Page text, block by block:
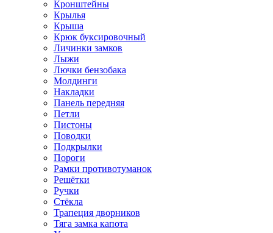
Кронштейны
Крылья
Крыша
Крюк буксировочный
Личинки замков
Лыжи
Лючки бензобака
Молдинги
Накладки
Панель передняя
Петли
Пистоны
Поводки
Подкрылки
Пороги
Рамки противотуманок
Решётки
Ручки
Стёкла
Трапеция дворников
Тяга замка капота